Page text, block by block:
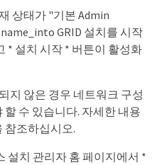
상태가 "기본 Admin
GRID 설치를 시작
* 설치 시작 * 버튼이 활성화
지 않은 경우 네트워크 구성
수 있습니다. 자세한 내용
참조하십시오.
설치 관리자 홈 페이지에서 *